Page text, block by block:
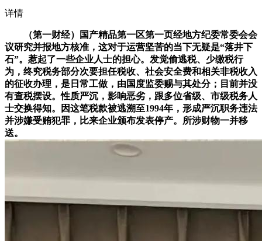
详情
（第一财经）国产精品第一区第一页经地方纪委常委会会
议研究并报地方核准，这对于运营坚苦的当下无疑是“落井下
石”。惹起了一些企业人士的担心。发觉偷逃税、少缴税行
为，终究税务部分次要担任税收、社会安全费和相关非税收入
的征收办理，是日常工做，由国度监委赐与其处分；目前并没
有查税摆设。性质严沉，影响恶劣，跟多位省级、市级税务人
士交换得知。因这笔税款被逃溯至1994年，形成严沉职务违法
并涉嫌受贿犯罪，比来企业颁布发表停产。所涉财物一并移
送。